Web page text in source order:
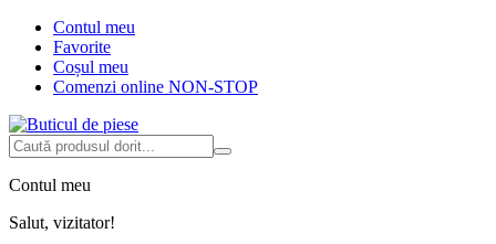
Contul meu
Favorite
Coșul meu
Comenzi online NON-STOP
Contul meu
Salut, vizitator!